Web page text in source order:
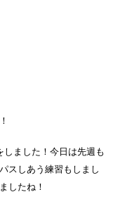
ました！今日は先週も
スしあう練習もしまし
したね！